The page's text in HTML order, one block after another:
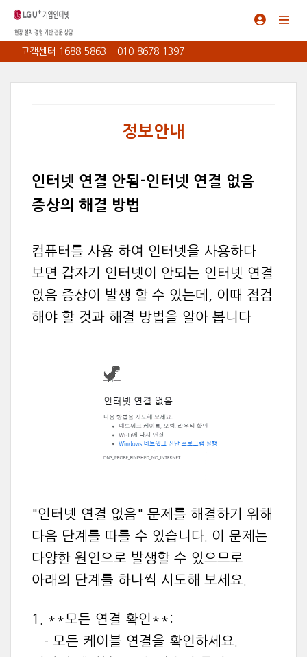
고객센터 1688-5863 _ 010-8678-1397
정보안내
인터넷 연결 안됨-인터넷 연결 없음
증상의 해결 방법
컴퓨터를 사용 하여 인터넷을 사용하다
보면 갑자기 인터넷이 안되는 인터넷 연결
없음 증상이 발생 할 수 있는데, 이때 점검
해야 할 것과 해결 방법을 알아 봅니다
"인터넷 연결 없음" 문제를 해결하기 위해
다음 단계를 따를 수 있습니다. 이 문제는
다양한 원인으로 발생할 수 있으므로
아래의 단계를 하나씩 시도해 보세요.
1. **모든 연결 확인**:
- 모든 케이블 연결을 확인하세요.